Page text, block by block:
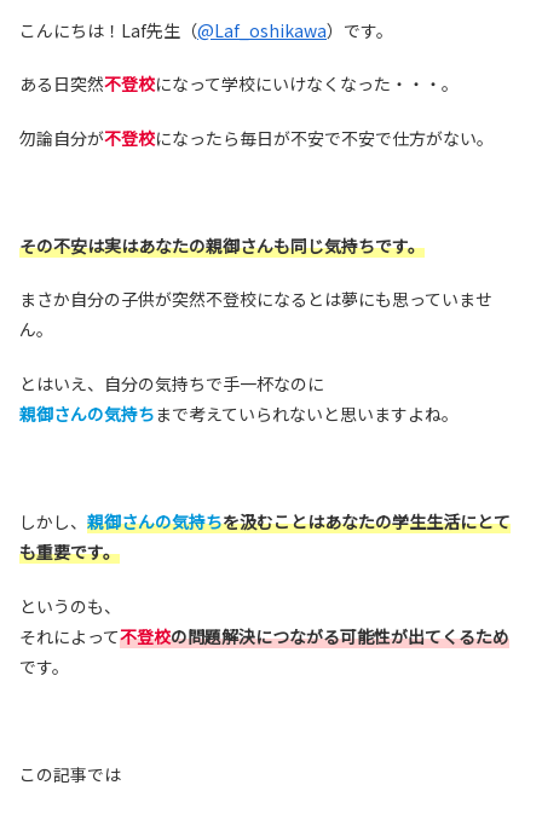
こんにちは！Laf先生（@Laf_oshikawa）です。
ある日突然不登校になって学校にいけなくなった・・・。
勿論自分が不登校になったら毎日が不安で不安で仕方がない。
その不安は実はあなたの親御さんも同じ気持ちです。
まさか自分の子供が突然不登校になるとは夢にも思っていませ
ん。
とはいえ、自分の気持ちで手一杯なのに
親御さんの気持ちまで考えていられないと思いますよね。
しかし、 親御さんの気持ちを汲むことはあなたの学生生活にとて
も重要です。
というのも、
それによって不登校の問題解決につながる可能性が出てくるため
です。
この記事では